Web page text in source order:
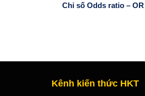
Chỉ số Odds ratio –
Kênh kiến thức HKT